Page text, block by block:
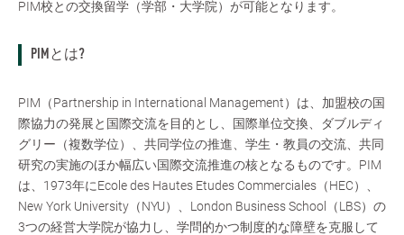
PIM校との交換留学（学部・大学院）が可能となります。
PIMとは?
PIM（Partnership in International Management）は、加盟校の国
際協力の発展と国際交流を目的とし、国際単位交換、ダブルディ
グリー（複数学位）、共同学位の推進、学生・教員の交流、共同
研究の実施のほか幅広い国際交流推進の核となるものです。PIM
は、1973年にEcole des Hautes Etudes Commerciales（HEC）、
New York University（NYU）、London Business School（LBS）の
3つの経営大学院が協力し、学問的かつ制度的な障壁を克服して